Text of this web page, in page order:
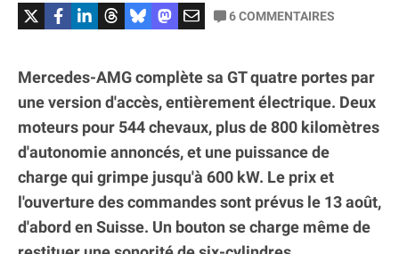
6COMMENTAIRES
Mercedes-AMG complète sa GT quatre portes par
une version d'accès, entièrement électrique. Deux
moteurs pour 544 chevaux, plus de 800 kilomètres
d'autonomie annoncés, et une puissance de
charge qui grimpe jusqu'à 600 kW. Le prix et
l'ouverture des commandes sont prévus le 13 août,
d'abord en Suisse. Un bouton se charge même de